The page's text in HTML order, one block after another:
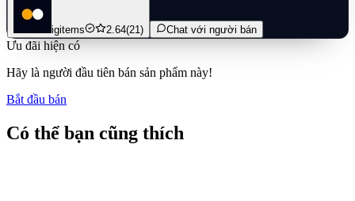
igitems 2.64(21) Chat với người bán
Ưu đãi hiện có
Hãy là người đầu tiên bán sản phẩm này!
Bắt đầu bán
Có thể bạn cũng thích